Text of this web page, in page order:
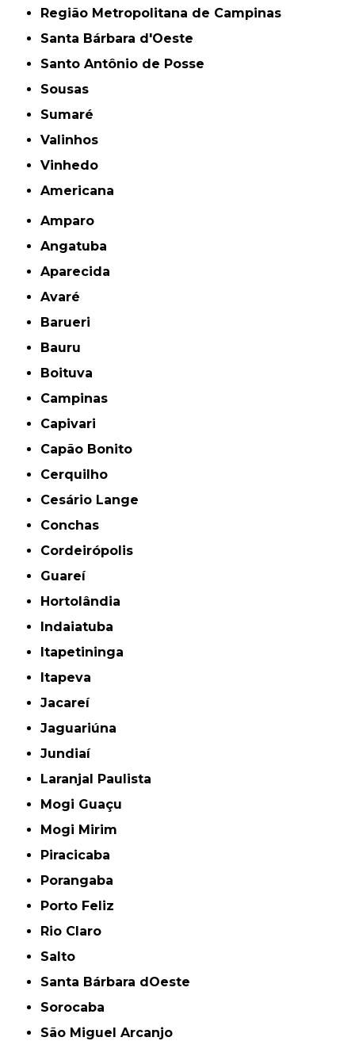
Região Metropolitana de Campinas
Santa Bárbara d'Oeste
Santo Antônio de Posse
Sousas
Sumaré
Valinhos
Vinhedo
americana
Amparo
Angatuba
Aparecida
Avaré
Barueri
Bauru
Boituva
Campinas
Capivari
Capão Bonito
Cerquilho
Cesário Lange
Conchas
Cordeirópolis
Guareí
Hortolândia
Indaiatuba
Itapetininga
Itapeva
Jacareí
Jaguariúna
Jundiaí
Laranjal Paulista
Mogi Guaçu
Mogi Mirim
Piracicaba
Porangaba
Porto Feliz
Rio Claro
Salto
Santa Bárbara dOeste
Sorocaba
São Miguel Arcanjo